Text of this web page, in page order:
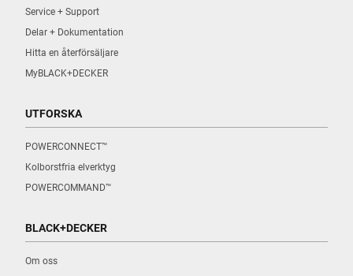
Service + Support
Delar + Dokumentation
Hitta en återförsäljare
MyBLACK+DECKER
UTFORSKA
POWERCONNECT™
Kolborstfria elverktyg
POWERCOMMAND™
BLACK+DECKER
Om oss